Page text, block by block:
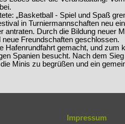
„Basketball - Spiel und Spaß
in Turniermannschaften neu
antraten. Durch die Bildung neuer
Freundschaften geschlossen.
Hafenrundfahrt gemacht, und zum
Spanien besucht. Nach dem
Minis zu begrüßen und ein
Impressum